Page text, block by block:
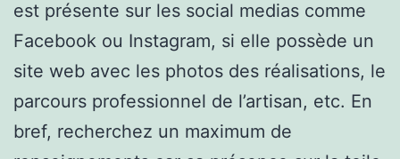
est présente sur les social medias comme
Facebook ou Instagram, si elle possède un
site web avec les photos des réalisations, le
parcours professionnel de l’artisan, etc. En
bref, recherchez un maximum de